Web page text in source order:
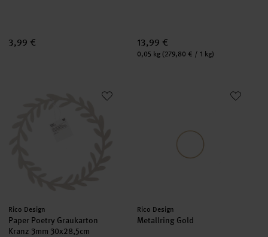
3,99 € 13,99 €
Inhalt:
0,05 kg (279,80 € / 1 kg)
Paper Poetry Graukarton Kranz 3mm 30x28,5cm
Hersteller:
Rico Design
Paper Poetry Graukarton
Kranz 3mm 30x28,5cm
Hersteller:
Rico Design
Metallring Gold